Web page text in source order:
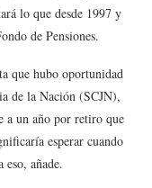
lo que desde 1997 y
de Pensiones.
que hubo oportunidad
de la Nación (SCJN),
a un año por retiro que
esperar cuando
eso, añade.